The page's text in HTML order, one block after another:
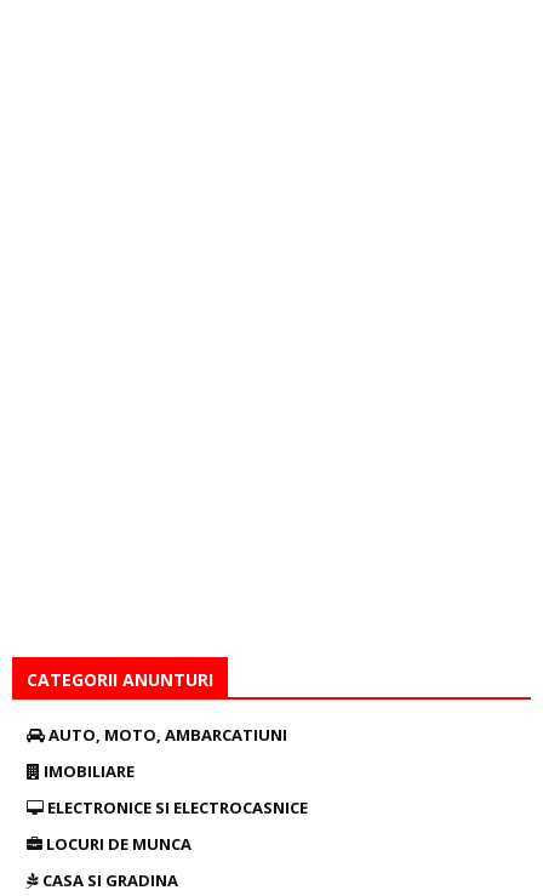
CATEGORII ANUNTURI
AUTO, MOTO, AMBARCATIUNI
IMOBILIARE
ELECTRONICE SI ELECTROCASNICE
LOCURI DE MUNCA
CASA SI GRADINA